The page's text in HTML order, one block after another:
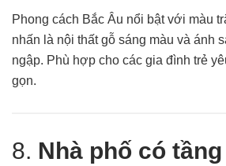
Phong cách Bắc Âu nổi bật với màu
nhấn là nội thất gỗ sáng màu và ánh
ngập. Phù hợp cho các gia đình trẻ
gọn.
8. Nhà phố có